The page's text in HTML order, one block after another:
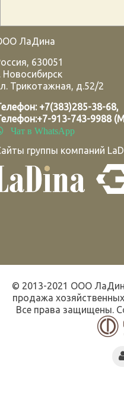
ЛаДина
, 630051
Новосибирск
Трикотажная, д.52/2
+7(383)285-38-68,
+7-913-743-9988
Чат в WhatsApp
группы компаний
© 2013-2021 ООО
продажа
Все права защищены.